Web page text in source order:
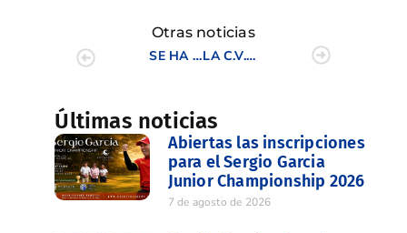
Otras noticias
SE HA PRESENTADO EL TROFEO “APPROACH POR LA SOLIDARIDAD”
LA C.V. SUBCAMPEONA DE ESPAÑA INTERTERRITORIAL JUNIOR Y JUVENIL
Últimas noticias
Abiertas las inscripciones
para el Sergio Garcia
Junior Championship 2026
7 de agosto de 2026